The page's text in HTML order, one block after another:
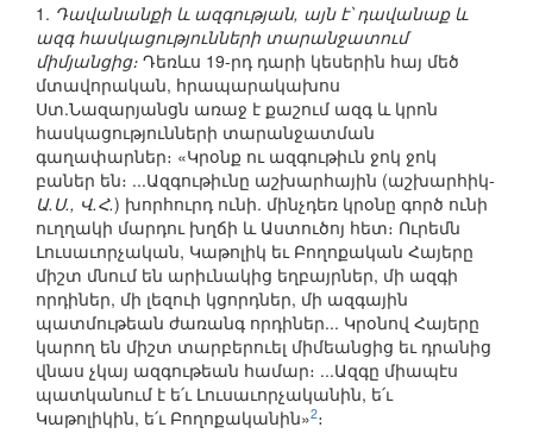
1. Դավանանքի և ազգության, այն է՝ դավանաք և
ազգ հասկացությունների տարանջատում
միմյանցից։ Դեռևս 19-րդ դարի կեսերին հայ մեծ
մտավորական, հրապարակախոս
Ստ.Նազարյանցն առաջ է քաշում ազգ և կրոն
հասկացությունների տարանջատման
գաղափարներ։ «Կրօնք ու ազգութիւն ջոկ ջոկ
բաներ են։ ...Ազգութիւնը աշխարհային (աշխարհիկ-
Ա.Ս., Վ.Հ.) խորհուրդ ունի. մինչդեռ կրօնը գործ ունի
ուղղակի մարդու խղճի և Աստուծոյ հետ։ Ուրեմն
Լուսաւորչական, Կաթոլիկ եւ Բողոքական Հայերը
միշտ մնում են արիւնակից եղբայրներ, մի ազգի
որդիներ, մի լեզուի կցորդներ, մի ազգային
պատմութեան ժառանգ որդիներ... Կրօնով Հայերը
կարող են միշտ տարբերուել միմեանցից եւ դրանից
վնաս չկայ ազգութեան համար։ ...Ազգը միապէս
պատկանում է ե՛ւ Լուսաւորչականին, ե՛ւ
Կաթոլիկին, ե՛ւ Բողոքականին»2։